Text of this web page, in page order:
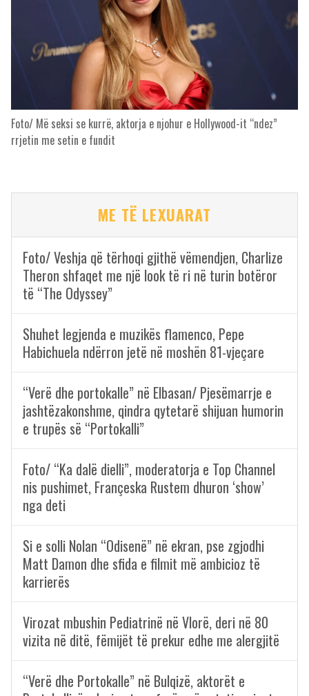
Foto/ Më seksi se kurrë, aktorja e njohur e Hollywood-it “ndez”
rrjetin me setin e fundit
ME TË LEXUARAT
Foto/ Veshja që tërhoqi gjithë vëmendjen, Charlize
Theron shfaqet me një look të ri në turin botëror
të “The Odyssey”
Shuhet legjenda e muzikës flamenco, Pepe
Habichuela ndërron jetë në moshën 81-vjeçare
“Verë dhe portokalle” në Elbasan/ Pjesëmarrje e
jashtëzakonshme, qindra qytetarë shijuan humorin
e trupës së “Portokalli”
Foto/ “Ka dalë dielli”, moderatorja e Top Channel
nis pushimet, Françeska Rustem dhuron ‘show’
nga deti
Si e solli Nolan “Odisenë” në ekran, pse zgjodhi
Matt Damon dhe sfida e filmit më ambicioz të
karrierës
Virozat mbushin Pediatrinë në Vlorë, deri në 80
vizita në ditë, fëmijët të prekur edhe me alergjitë
“Verë dhe Portokalle” në Bulqizë, aktorët e